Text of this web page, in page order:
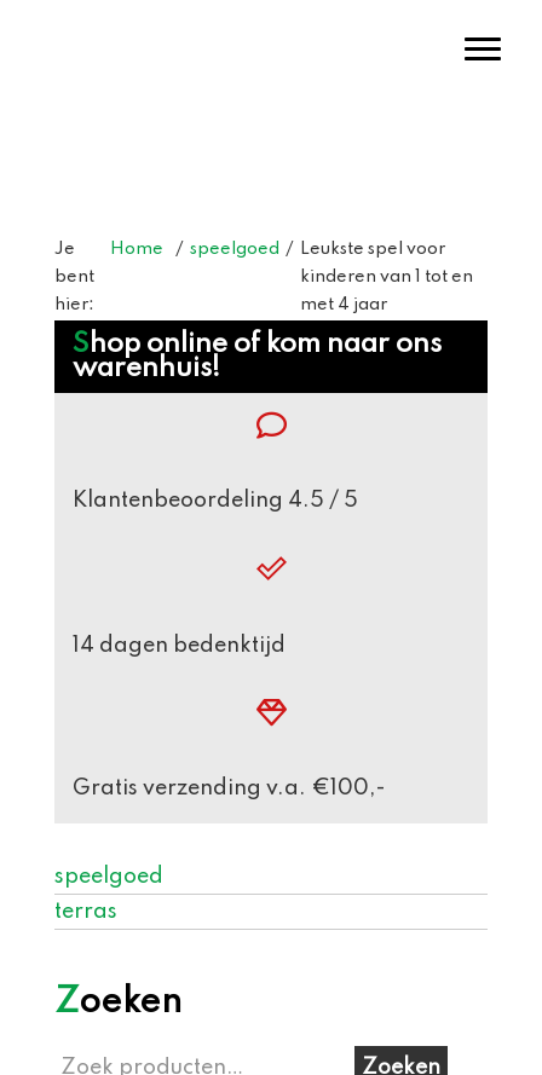
Je
bent
hier:
Home / speelgoed /
Leukste spel voor
kinderen van 1 tot en
met 4 jaar
Webshop
Sidebar
Shop online of kom naar ons
warenhuis!
Klantenbeoordeling 4.5 / 5
14 dagen bedenktijd
Gratis verzending v.a. €100,-
speelgoed
terras
Zoeken
Zoeken
Zoeken